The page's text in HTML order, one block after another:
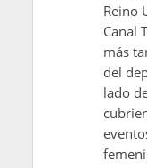
Reino
Canal
más
del
lado